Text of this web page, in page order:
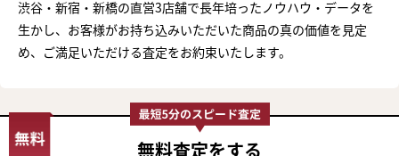
渋谷・新宿・新橋の直営3店舗で長年培ったノウハウ・データを
生かし、お客様がお持ち込みいただいた商品の真の価値を見定
め、ご満足いただける査定をお約束いたします。
無料査定をする